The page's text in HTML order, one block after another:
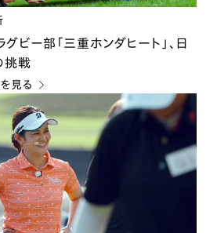
グビー部「三重ホンダヒート」、日
挑戦
見る